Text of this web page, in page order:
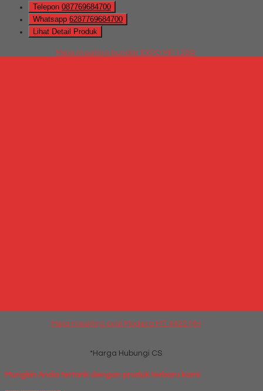
Telepon 087769684700
Whatsapp 6287769684700
Lihat Detail Produk
Meja meeting bundar EXPO MP 120R
Meja meeting oval Modera MT 4420 MH
*Harga Hubungi CS
Mungkin Anda tertarik dengan produk terbaru kami